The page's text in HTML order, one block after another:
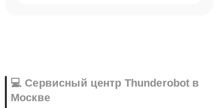
💻 Сервисный центр Thunderobot в
Москве